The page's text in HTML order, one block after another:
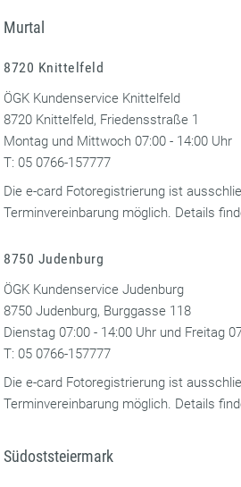
Murtal
8720 Knittelfeld
ÖGK Kundenservice Knittelfeld
8720 Knittelfeld, Friedensstraße 1
Montag und Mittwoch 07:00 - 14:00 Uhr
T: 05 0766-157777
Die e-card Fotoregistrierung ist
Terminvereinbarung möglich. Details
8750 Judenburg
ÖGK Kundenservice Judenburg
8750 Judenburg, Burggasse 118
Dienstag 07:00 - 14:00 Uhr und Freitag
T: 05 0766-157777
Die e-card Fotoregistrierung ist
Terminvereinbarung möglich. Details
Südoststeiermark